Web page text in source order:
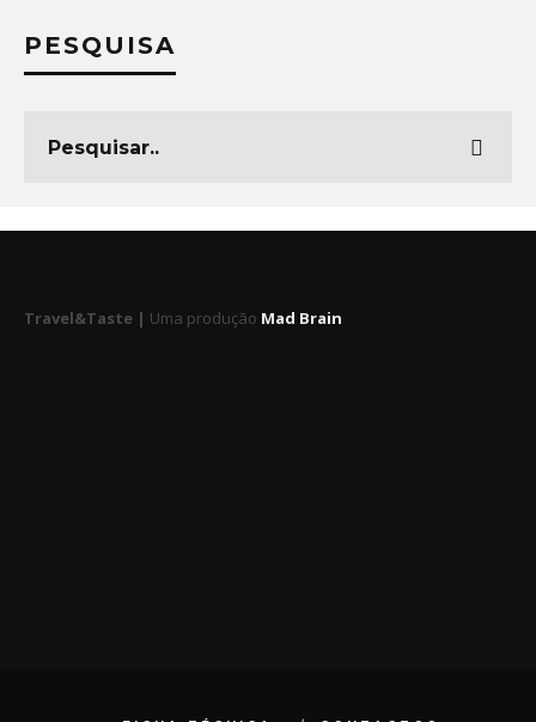
PESQUISA
Travel&Taste | Uma produção Mad Brain